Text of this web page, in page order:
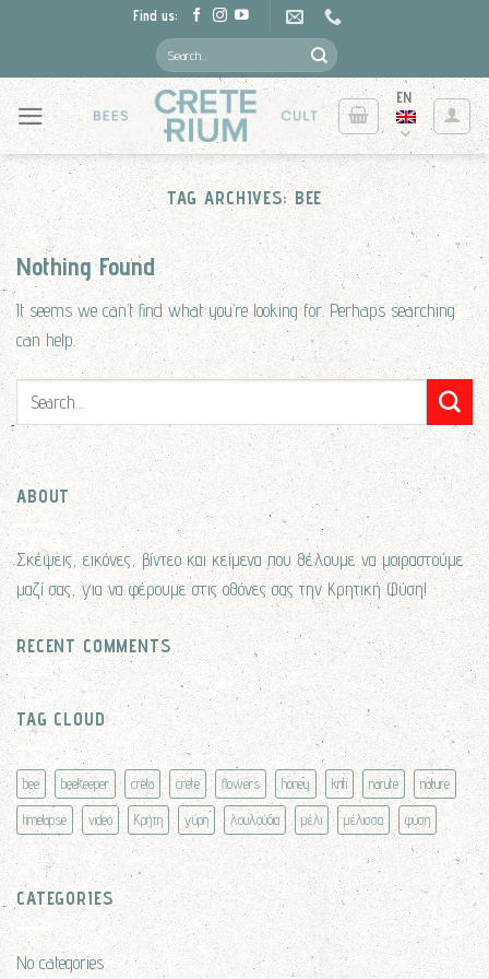
content
Find us:
Search
for:
EN
TAG ARCHIVES:BEE
Nothing Found
It seems we can’t find what you’re looking for. Perhaps searching
can help.
ABOUT
Σκέψεις, εικόνες, βίντεο και κείμενα που θέλουμε να μοιραστούμε
μαζί σας, για να φέρουμε στις οθόνες σας την Κρητική Φύση!
RECENT COMMENTS
TAG CLOUD
bee beekeeper creta crete flowers honey kriti narute nature
timelapse video Κρήτη γύρη λουλούδια μέλι μέλισσα φύση
CATEGORIES
No categories